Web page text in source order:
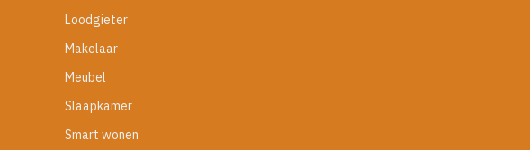
Loodgieter
Makelaar
Meubel
Slaapkamer
Smart wonen